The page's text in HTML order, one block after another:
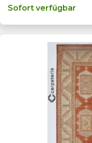
Sofort verfügbar